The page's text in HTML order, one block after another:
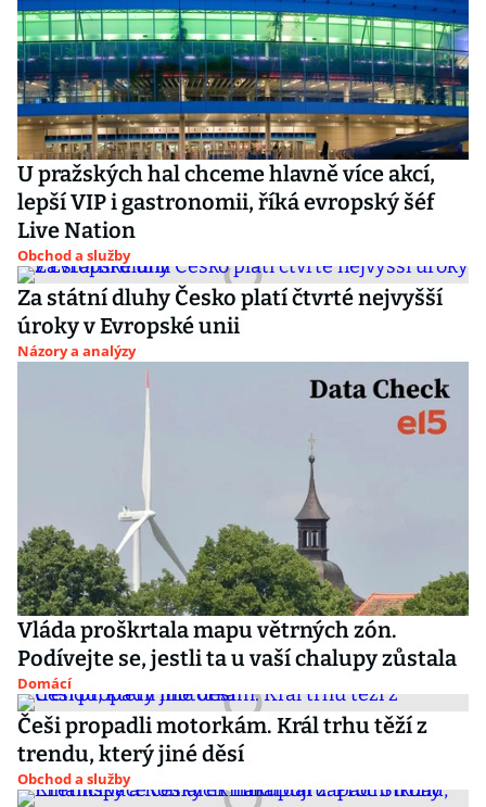
U pražských hal chceme hlavně více akcí,
lepší VIP i gastronomii, říká evropský šéf
Live Nation
Obchod a služby
Za státní dluhy Česko platí čtvrté nejvyšší
úroky v Evropské unii
Názory a analýzy
Vláda proškrtala mapu větrných zón.
Podívejte se, jestli ta u vaší chalupy zůstala
Domácí
Češi propadli motorkám. Král trhu těží z
trendu, který jiné děsí
Obchod a služby